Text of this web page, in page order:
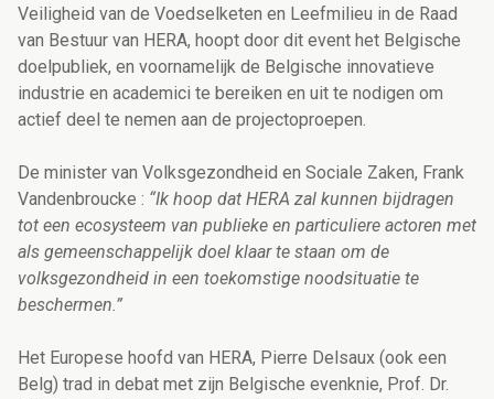
Veiligheid van de Voedselketen en Leefmilieu in de Raad
van Bestuur van HERA, hoopt door dit event het Belgische
doelpubliek, en voornamelijk de Belgische innovatieve
industrie en academici te bereiken en uit te nodigen om
actief deel te nemen aan de projectoproepen.
De minister van Volksgezondheid en Sociale Zaken, Frank
Vandenbroucke : “Ik hoop dat HERA zal kunnen bijdragen
tot een ecosysteem van publieke en particuliere actoren met
als gemeenschappelijk doel klaar te staan om de
volksgezondheid in een toekomstige noodsituatie te
beschermen.”
Het Europese hoofd van HERA, Pierre Delsaux (ook een
Belg) trad in debat met zijn Belgische evenknie, Prof. Dr.